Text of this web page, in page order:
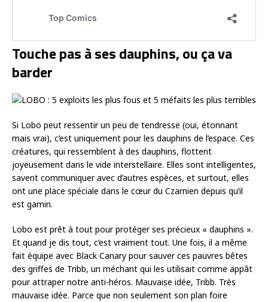
Touche pas à ses dauphins, ou ça va
barder
Si Lobo peut ressentir un peu de tendresse (oui, étonnant
mais vrai), c’est uniquement pour les dauphins de l’espace. Ces
créatures, qui ressemblent à des dauphins, flottent
joyeusement dans le vide interstellaire. Elles sont intelligentes,
savent communiquer avec d’autres espèces, et surtout, elles
ont une place spéciale dans le cœur du Czarnien depuis qu’il
est gamin.
Lobo est prêt à tout pour protéger ses précieux « dauphins ».
Et quand je dis tout, c’est vraiment tout. Une fois, il a même
fait équipe avec Black Canary pour sauver ces pauvres bêtes
des griffes de Tribb, un méchant qui les utilisait comme appât
pour attraper notre anti-héros. Mauvaise idée, Tribb. Très
mauvaise idée. Parce que non seulement son plan foire